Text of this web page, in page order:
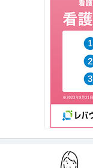
【年収1000万円も可能×
ント業務 【高収入！稼ぐ
法務・コンプライア
ドローン・3Dレーザ
創業90年の強固なグ
休2日（土日祝）
高収
年収800万円〜1,000
【職種】管理＞法務・
どに応じ、当該求人をビ
羽田空港／施設保全